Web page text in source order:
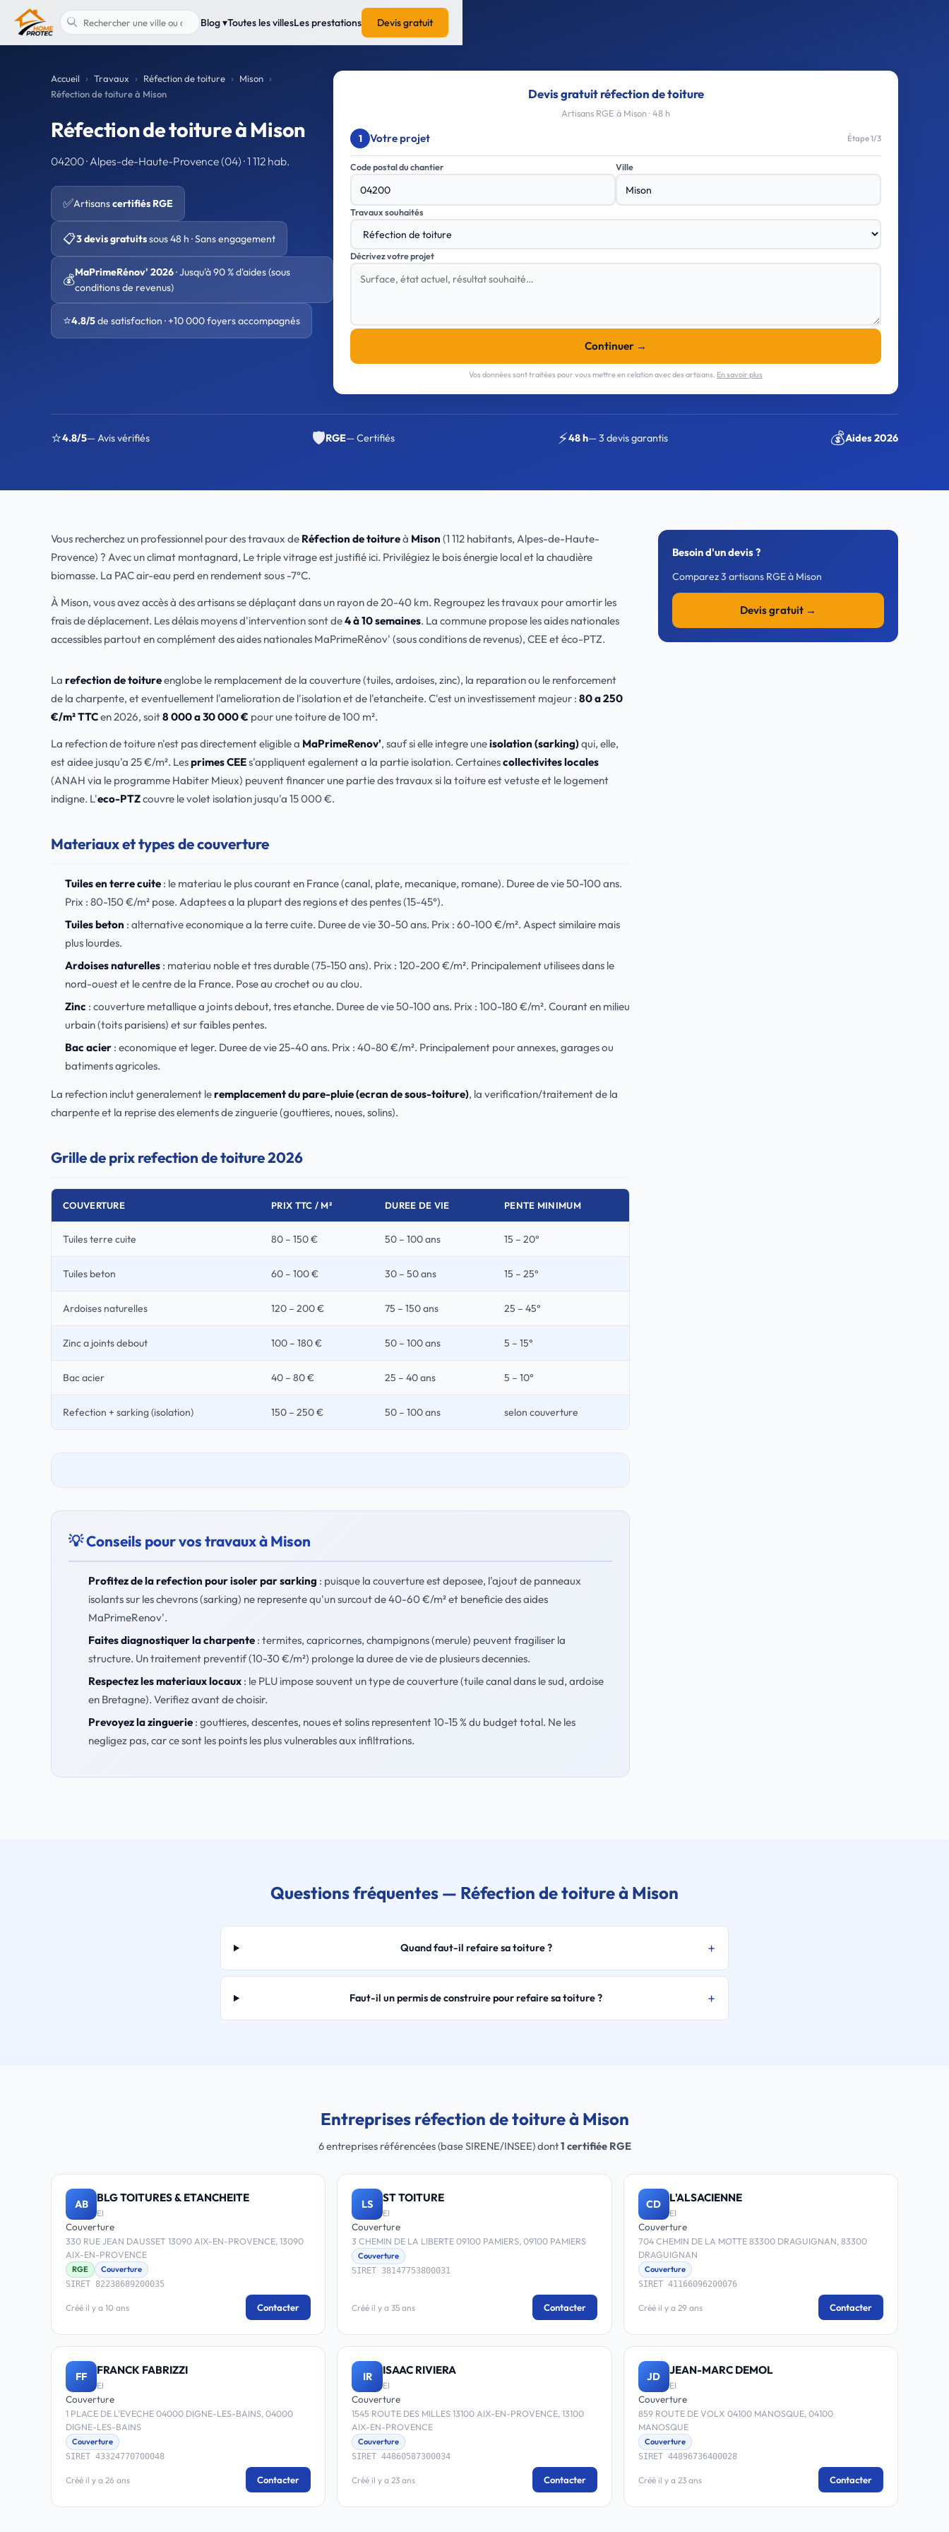
Blog ▾Toutes les villesLes prestations Devis gratuit
Accueil Travaux Réfection de toiture
Mison
Réfection de toiture à Mison
Réfection de toiture à Mison
04200 · Alpes-de-Haute-Provence (04) · 1 112 hab.
✅Artisanscertifiés RGE
📋3 devis gratuitssous 48 h · Sans engagement
💰MaPrimeRénov' 2026· Jusqu'à 90 % d'aides (sous
conditions de revenus)
⭐4.8/5de satisfaction · +10 000 foyers accompagnés
Devis gratuit réfection de toiture
Artisans RGE à Mison · 48 h
1 Votre projet Étape 1/3
Code postal du chantier Ville
Travaux souhaités
Décrivez votre projet
Continuer →
Vos données sont traitées pour vous mettre en relation avec des artisans. En savoir plus
⭐4.8/5— Avis vérifiés 🛡️RGE— Certifiés ⚡48 h— 3 devis garantis 💰Aides 2026
Vous recherchez un professionnel pour des travaux de Réfection de toitureà Mison (1 112 habitants, Alpes-de-Haute-
Provence) ? Avec un climat montagnard, Le triple vitrage est justifié ici. Privilégiez le bois énergie local et la chaudière
biomasse. La PAC air-eau perd en rendement sous -7°C.
À Mison, vous avez accès à des artisans se déplaçant dans un rayon de 20-40 km. Regroupez les travaux pour amortir les
frais de déplacement. Les délais moyens d'intervention sont de4 à 10 semaines. La commune propose les aides nationales
accessibles partout en complément des aides nationales MaPrimeRénov' (sous conditions de revenus), CEE et éco-PTZ.
La refection de toitureenglobe le remplacement de la couverture (tuiles, ardoises, zinc), la reparation ou le renforcement
de la charpente, et eventuellement l'amelioration de l'isolation et de l'etancheite. C'est un investissement majeur : 80 a 250
€/m² TTCen 2026, soit8 000 a 30 000 € pour une toiture de 100 m².
La refection de toiture n'est pas directement eligible a MaPrimeRenov', sauf si elle integre uneisolation (sarking)qui, elle,
est aidee jusqu'a 25 €/m². Lesprimes CEEs'appliquent egalement a la partie isolation. Certainescollectivites locales
(ANAH via le programme Habiter Mieux) peuvent financer une partie des travaux si la toiture est vetuste et le logement
indigne. L'eco-PTZcouvre le volet isolation jusqu'a 15 000 €.
Materiaux et types de couverture
Tuiles en terre cuite: le materiau le plus courant en France (canal, plate, mecanique, romane). Duree de vie 50-100 ans.
Prix : 80-150 €/m² pose. Adaptees a la plupart des regions et des pentes (15-45°).
Tuiles beton : alternative economique a la terre cuite. Duree de vie 30-50 ans. Prix : 60-100 €/m². Aspect similaire mais
plus lourdes.
Ardoises naturelles: materiau noble et tres durable (75-150 ans). Prix : 120-200 €/m². Principalement utilisees dans le
nord-ouest et le centre de la France. Pose au crochet ou au clou.
Zinc : couverture metallique a joints debout, tres etanche. Duree de vie 50-100 ans. Prix : 100-180 €/m². Courant en milieu
urbain (toits parisiens) et sur faibles pentes.
Bac acier: economique et leger. Duree de vie 25-40 ans. Prix : 40-80 €/m². Principalement pour annexes, garages ou
batiments agricoles.
La refection inclut generalement leremplacement du pare-pluie (ecran de sous-toiture), la verification/traitement de la
charpente et la reprise des elements de zinguerie (gouttieres, noues, solins).
Grille de prix refection de toiture 2026
COUVERTURE PRIX TTC / M² DUREE DE VIE PENTE MINIMUM
Tuiles terre cuite 80 – 150 € 50 – 100 ans 15 – 20°
Tuiles beton 60 – 100 € 30 – 50 ans 15 – 25°
Ardoises naturelles 120 – 200 € 75 – 150 ans 25 – 45°
Zinc a joints debout 100 – 180 € 50 – 100 ans 5 – 15°
Bac acier 40 – 80 € 25 – 40 ans 5 – 10°
Refection + sarking (isolation) 150 – 250 € 50 – 100 ans selon couverture
💡 Conseils pour vos travaux à Mison
Profitez de la refection pour isoler par sarking : puisque la couverture est deposee, l'ajout de panneaux
isolants sur les chevrons (sarking) ne represente qu'un surcout de 40-60 €/m² et beneficie des aides
MaPrimeRenov'.
Faites diagnostiquer la charpente: termites, capricornes, champignons (merule) peuvent fragiliser la
structure. Un traitement preventif (10-30 €/m²) prolonge la duree de vie de plusieurs decennies.
Respectez les materiaux locaux: le PLU impose souvent un type de couverture (tuile canal dans le sud, ardoise
en Bretagne). Verifiez avant de choisir.
Prevoyez la zinguerie: gouttieres, descentes, noues et solins representent 10-15 % du budget total. Ne les
negligez pas, car ce sont les points les plus vulnerables aux infiltrations.
Besoin d'un devis ?
Comparez 3 artisans RGE à Mison
Devis gratuit →
Questions fréquentes — Réfection de toiture à Mison
Quand faut-il refaire sa toiture ?
Faut-il un permis de construire pour refaire sa toiture ?
Entreprises réfection de toiture à Mison
6 entreprises référencées (base SIRENE/INSEE) dont1 certifiée RGE
AB BLG TOITURES & ETANCHEITE
EI
Couverture
330 RUE JEAN DAUSSET 13090 AIX-EN-PROVENCE, 13090
AIX-EN-PROVENCE
RGE
Couverture
SIRET 82238689200035
Créé il y a 10 ans Contacter
LS ST TOITURE
EI
Couverture
3 CHEMIN DE LA LIBERTE 09100 PAMIERS, 09100 PAMIERS
Couverture
SIRET 38147753800031
Créé il y a 35 ans Contacter
CD L'ALSACIENNE
EI
Couverture
704 CHEMIN DE LA MOTTE 83300 DRAGUIGNAN, 83300
DRAGUIGNAN
Couverture
SIRET 41166096200076
Créé il y a 29 ans Contacter
FF FRANCK FABRIZZI
EI
Couverture
1 PLACE DE L'EVECHE 04000 DIGNE-LES-BAINS, 04000
DIGNE-LES-BAINS
Couverture
SIRET 43324770700048
Créé il y a 26 ans Contacter
IR ISAAC RIVIERA
EI
Couverture
1545 ROUTE DES MILLES 13100 AIX-EN-PROVENCE, 13100
AIX-EN-PROVENCE
Couverture
SIRET 44860587300034
Créé il y a 23 ans Contacter
JD JEAN-MARC DEMOL
EI
Couverture
859 ROUTE DE VOLX 04100 MANOSQUE, 04100
MANOSQUE
Couverture
SIRET 44896736400028
Créé il y a 23 ans Contacter